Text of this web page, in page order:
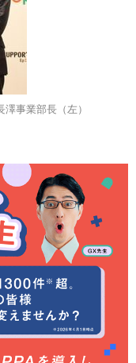
事業部長（左）